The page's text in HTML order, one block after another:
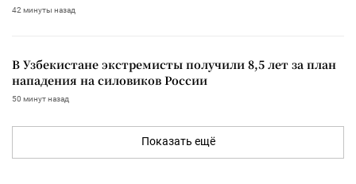
42 минуты назад
В Узбекистане экстремисты получили 8,5 лет за план
нападения на силовиков России
50 минут назад
Показать ещё